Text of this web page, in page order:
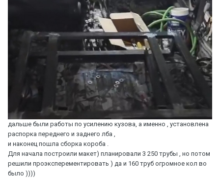
дальше были работы по усилению кузова, а именно , установлена
распорка переднего и заднего лба ,
и наконец пошла сборка короба .
Для начала построили макет) планировали 3 250 трубы , но потом
решили проэксперементировать ) да и 160 труб огромное кол во
было ))))